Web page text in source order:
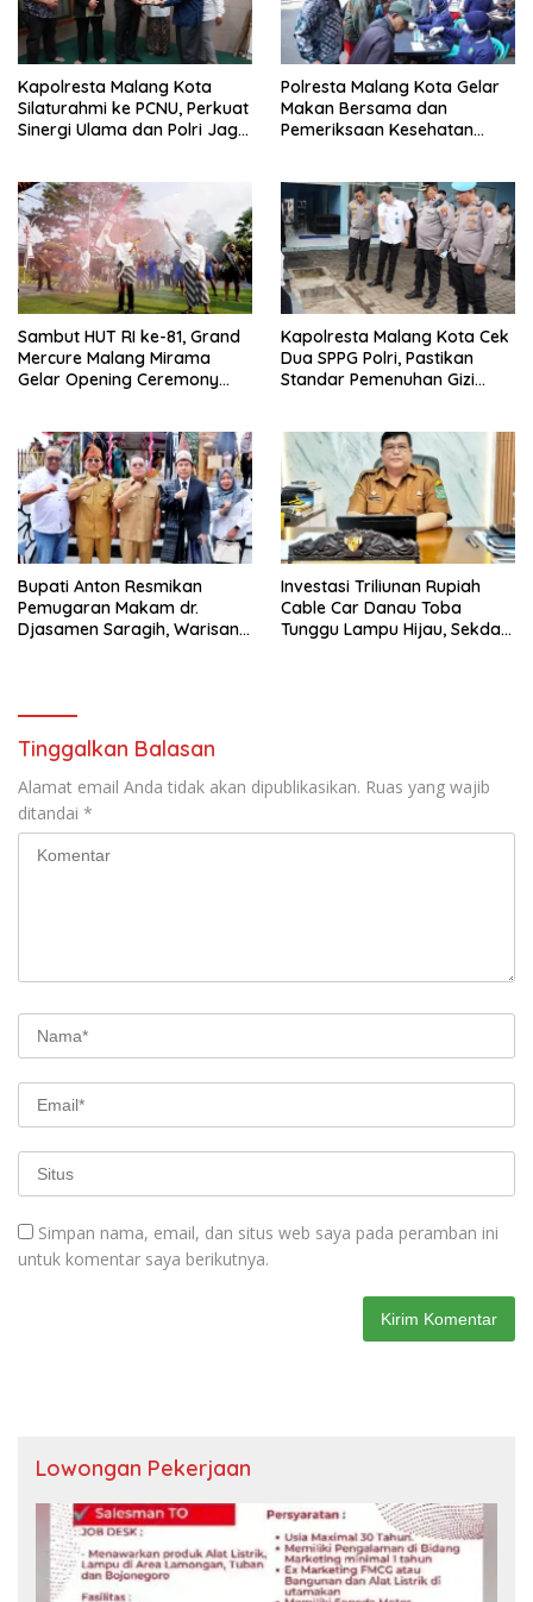
Kapolresta Malang Kota
Silaturahmi ke PCNU, Perkuat
Sinergi Ulama dan Polri Jaga
Polresta Malang Kota Gelar
Makan Bersama dan
Pemeriksaan Kesehatan
Sambut HUT RI ke-81, Grand
Mercure Malang Mirama
Gelar Opening Ceremony
Kapolresta Malang Kota Cek
Dua SPPG Polri, Pastikan
Standar Pemenuhan Gizi
Bupati Anton Resmikan
Pemugaran Makam dr.
Djasamen Saragih, Warisan
Investasi Triliunan Rupiah
Cable Car Danau Toba
Tunggu Lampu Hijau, Sekda
Tinggalkan Balasan
Alamat email Anda tidak akan dipublikasikan. Ruas yang wajib
ditandai *
Simpan nama, email, dan situs web saya pada peramban ini
untuk komentar saya berikutnya.
Lowongan Pekerjaan